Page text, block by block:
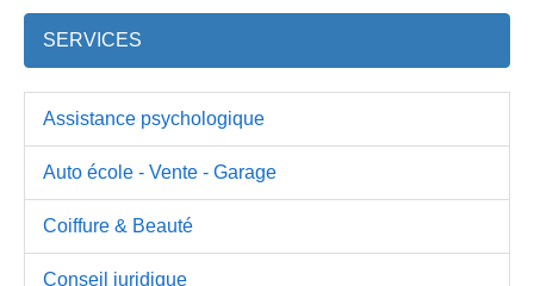
SERVICES
Assistance psychologique
Auto école - Vente - Garage
Coiffure & Beauté
Conseil juridique